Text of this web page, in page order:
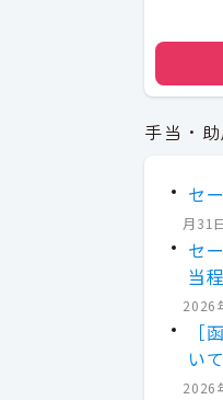
手当・
セ
月31日
セ
当
2026
［
いて
2026